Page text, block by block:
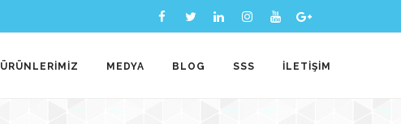
ÜRÜNLERİMİZ MEDYA BLOG SSS İLETİŞİM